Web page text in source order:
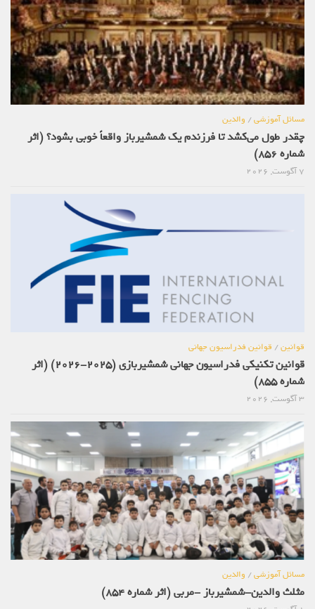
مسائل آموزشی/والدین
چقدر طول می‌کشد تا فرزندم یک شمشیرباز واقعاً خوبی بشود؟ (اثر
شماره 856)
قوانین/قوانین فدراسیون جهانی
قوانین تکنیکی فدراسیون جهانی شمشیربازی (2025-2026) (اثر
شماره 855)
مسائل آموزشی/والدین
مثلث والدین-شمشیرباز -مربی (اثر شماره 854)